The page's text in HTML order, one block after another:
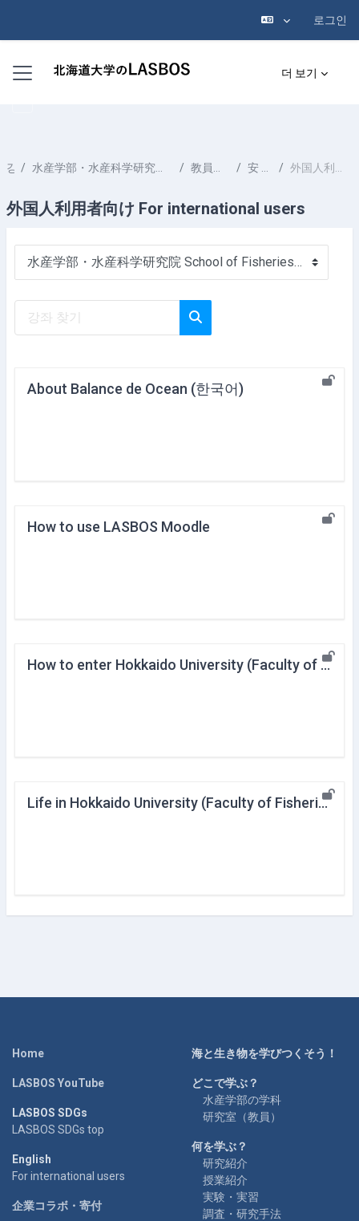
로그인
측면 패널 더 보기
강좌 水産学部・水産科学研究院 School of Fisheries Sciences & Faculty of Fisheries Sciences 教員一覧 List of Professors 安 孝珍 AHN Hyojin 外国人利用者向け For international users
外国人利用者向け For international users
강좌 범주
강좌 찾기
About Balance de Ocean (한국어)
How to use LASBOS Moodle
How to enter Hokkaido University (Faculty of Fisheries Science)
Life in Hokkaido University (Faculty of Fisheries Science)
Home
LASBOS YouTube
LASBOS SDGs
LASBOS SDGs top
English
For international users
企業コラボ・寄付
海と生き物を学びつくそう！
どこで学ぶ？
水産学部の学科
研究室（教員）
何を学ぶ？
研究紹介
授業紹介
実験・実習
調査・研究手法